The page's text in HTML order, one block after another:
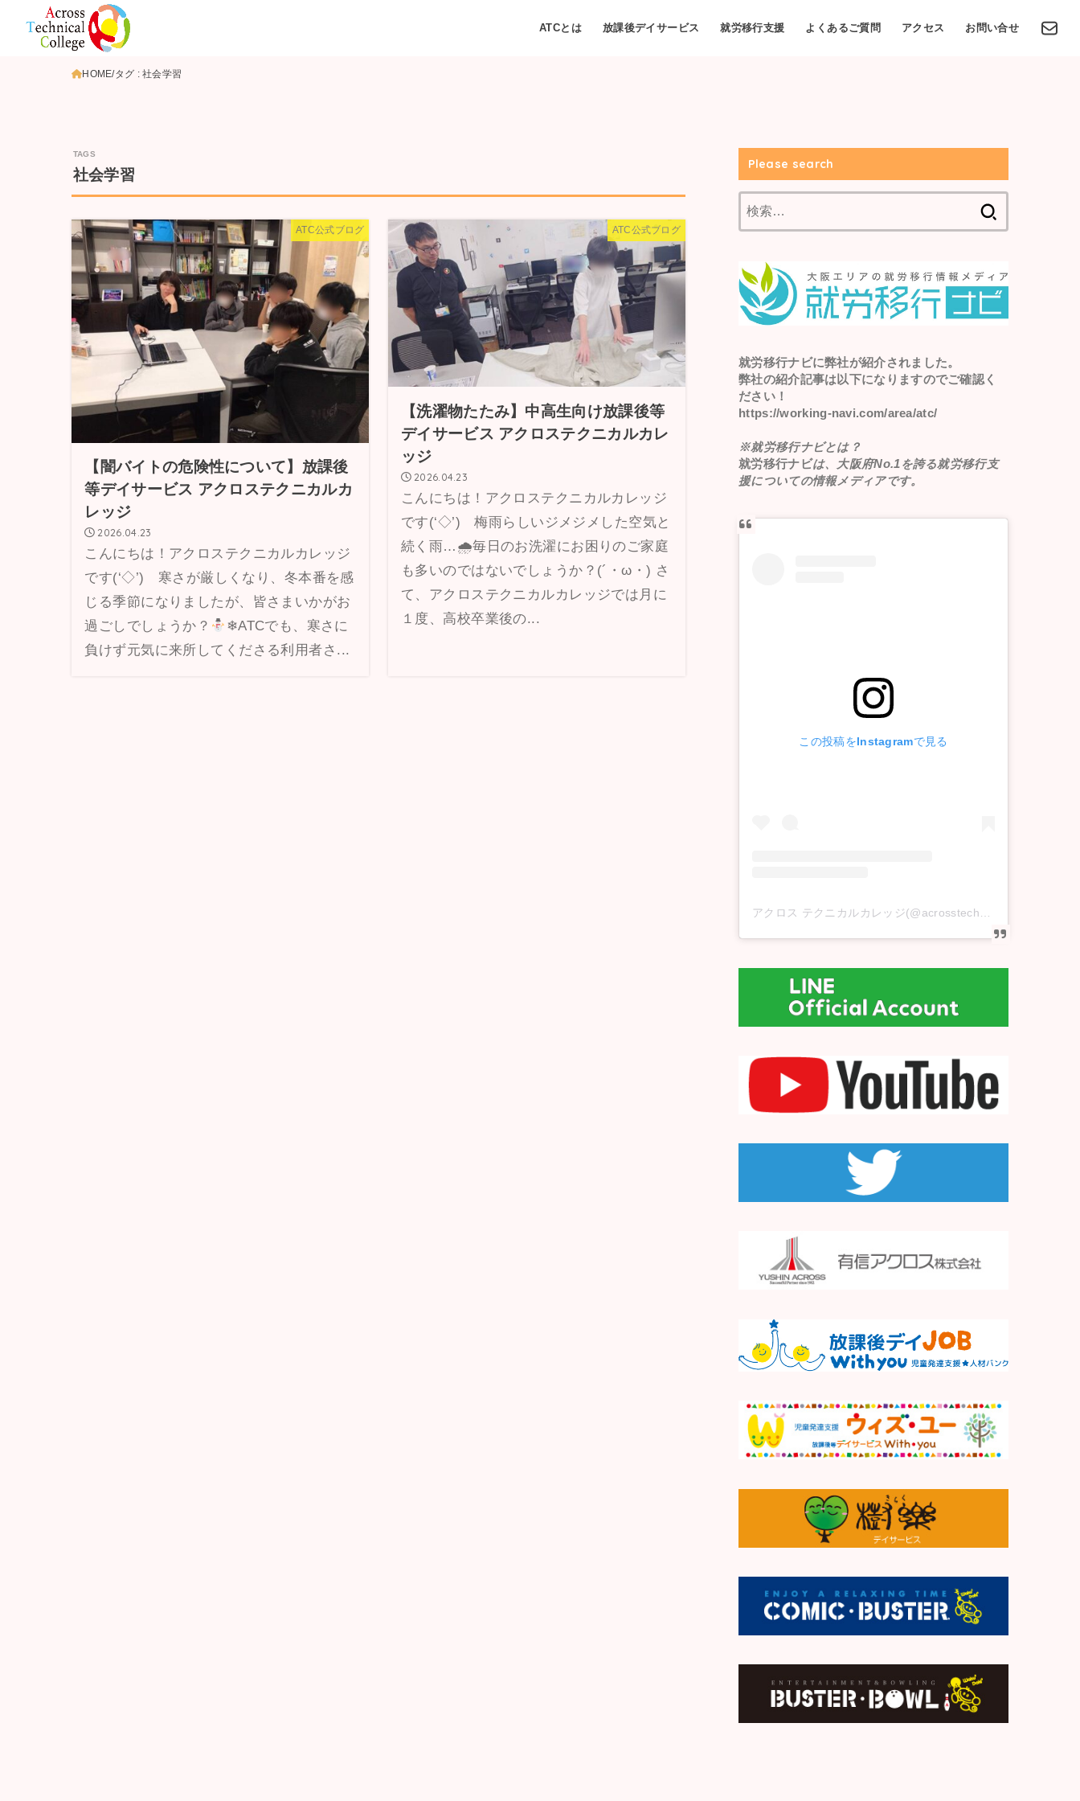
ATCとは 放課後デイサービス 就労移行支援 よくあるご質問 アクセス お問い合せ
HOME タグ : 社会学習
社会学習
ATC公式ブログ
【闇バイトの危険性について】放課後
等デイサービス アクロステクニカルカ
レッジ
2026.04.23
こんにちは！アクロステクニカルカレッジ
です(‘◇’)ゞ寒さが厳しくなり、冬本番を感
じる季節になりましたが、皆さまいかがお
過ごしでしょうか？
❄ATCでも、寒さに
負けず元気に来所してくださる利用者さ...
ATC公式ブログ
【洗濯物たたみ】中高生向け放課後等
デイサービス アクロステクニカルカレ
ッジ
2026.04.23
こんにちは！アクロステクニカルカレッジ
です(‘◇’)ゞ梅雨らしいジメジメした空気と
続く雨…🌧毎日のお洗濯にお困りのご家庭
も多いのではないでしょうか？(´・ω・) さ
て、アクロステクニカルカレッジでは月に
１度、高校卒業後の...
Please search
就労移行ナビに弊社が紹介されました。
弊社の紹介記事は以下になりますのでご確認く
ださい！
https://working-navi.com/area/atc/
※就労移行ナビとは？
就労移行ナビは、大阪府No.1を誇る就労移行支
援についての情報メディアです。
この投稿をInstagramで見る
アクロス テクニカルカレッジ(@acrosstechnicalcollege)がシェアした投稿